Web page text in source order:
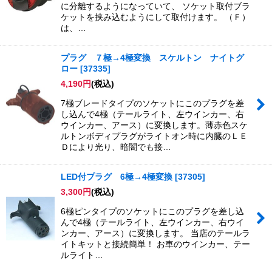
に分離するようになっていて、 ソケット取付ブラ
ケットを挟み込むようにして取付けます。 （Ｆ）
は、…
プラグ ７極→4極変換 スケルトン ナイトグ
ロー [37335]
4,190円(税込)
7極ブレードタイプのソケットにこのプラグを差
し込んで4極（テールライト、左ウインカー、右
ウインカー、アース）に変換します。薄赤色スケ
ルトンボディプラグがライトオン時に内臓のＬＥ
Ｄにより光り、暗闇でも接…
LED付プラグ 6極→4極変換 [37305]
3,300円(税込)
6極ピンタイプのソケットにこのプラグを差し込
んで4極（テールライト、左ウインカー、右ウイ
ンカー、アース）に変換します。 当店のテールラ
イトキットと接続簡単！ お車のウインカー、テー
ルライト…